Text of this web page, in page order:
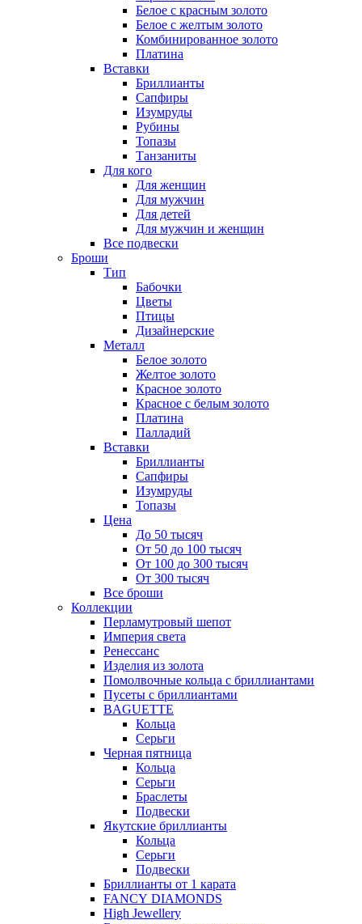
Белое с красным золото
Белое с желтым золото
Комбинированное золото
Платина
Вставки
Бриллианты
Сапфиры
Изумруды
Рубины
Топазы
Танзаниты
Для кого
Для женщин
Для мужчин
Для детей
Для мужчин и женщин
Все подвески
Броши
Тип
Бабочки
Цветы
Птицы
Дизайнерские
Металл
Белое золото
Желтое золото
Красное золото
Красное с белым золото
Платина
Палладий
Вставки
Бриллианты
Сапфиры
Изумруды
Топазы
Цена
До 50 тысяч
От 50 до 100 тысяч
От 100 до 300 тысяч
От 300 тысяч
Все броши
Коллекции
Перламутровый шепот
Империя света
Ренессанс
Изделия из золота
Помолвочные кольца с бриллиантами
Пусеты с бриллиантами
BAGUETTE
Кольца
Серьги
Черная пятница
Кольца
Серьги
Браслеты
Подвески
Якутские бриллианты
Кольца
Серьги
Подвески
Бриллианты от 1 карата
FANCY DIAMONDS
High Jewellery